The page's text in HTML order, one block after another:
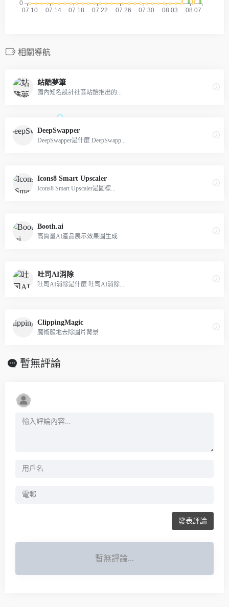
相關導航
站酷夢筆
國內知名設計社區站酷推出的...
DeepSwapper
DeepSwapper是什麼 DeepSwapp...
Icons8 Smart Upscaler
Icons8 Smart Upscaler是圖標...
Booth.ai
高質量AI產品展示效果圖生成
吐司AI消除
吐司AI消除是什麼 吐司AI消除...
ClippingMagic
魔術般地去除圖片背景
暫無評論
發表評論
暫無評論...